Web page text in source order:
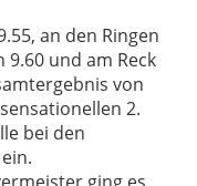
an den Ringen
9.60 und am Reck
von
2.
bei den